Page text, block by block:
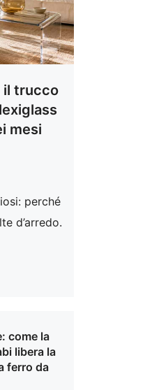
il trucco
mesi
perché
d’arredo.
come la
libera la
ferro da